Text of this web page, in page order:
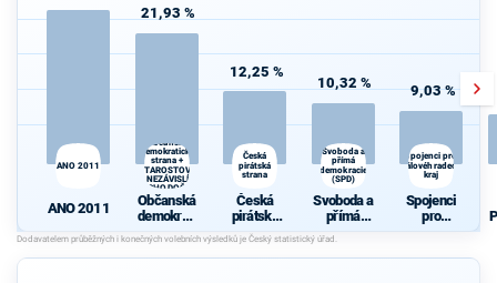
ANO 2011
ANO 2011
21,93 %
Občanská
demokratická
strana +
STAROSTOVÉ
A NEZÁVISLÍ a
VÝCHODOČEŠI
Občanská
demokrati
cká strana
+
STAROST
12,25 %
Česká
pirátská
strana
Česká
pirátská
strana
10,32 %
Svoboda a
přímá
demokracie
(SPD)
Svoboda a
přímá
demokraci
e (SPD)
9,03 %
Spojenci pro
Královéhradecký
kraj
Spojenci
pro
Královéhra